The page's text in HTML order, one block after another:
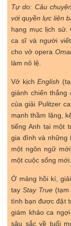
Tự do: Câu
với quyền lực liên
hạng mục lịch sử.
ca sĩ và người
cho vở opera
làm nô lệ.
Vở kịch English
giành chiến thắng
của giải Pulitzer
mạnh thầm lặng,
tiếng Anh tại một
gia đình và những
một ngôn ngữ
một cuộc sống
Ở mảng hồi kí,
tayStay True (tạm
tình bạn được đặt
giám khảo ca
sâu sắc về tuổi